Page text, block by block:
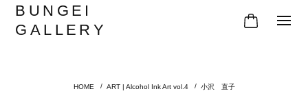
BUNGEI
GALLERY
ART | Alcohol Ink Art vol.4 小沢 直子